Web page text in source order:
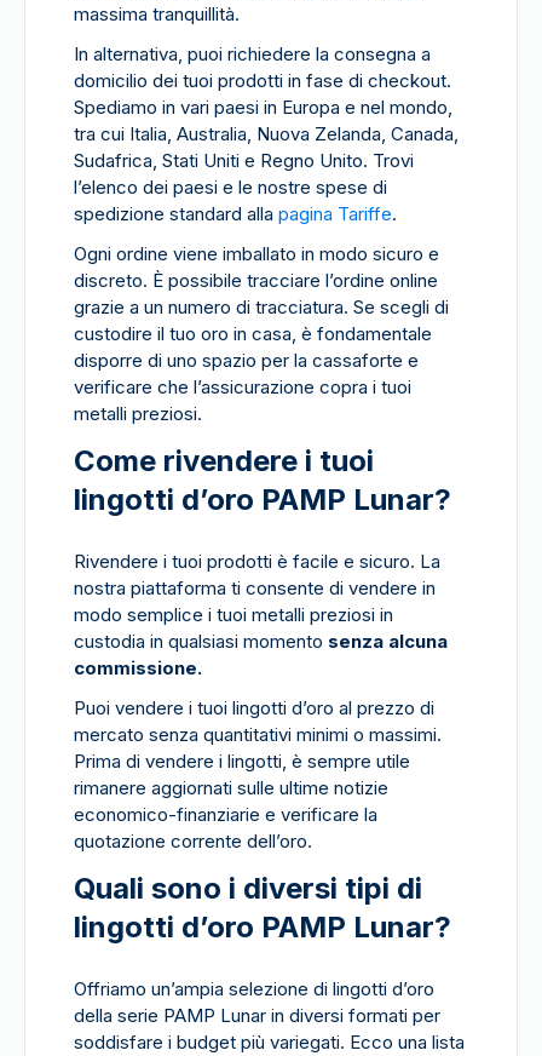
massima tranquillità.
In alternativa, puoi richiedere la consegna a
domicilio dei tuoi prodotti in fase di checkout.
Spediamo in vari paesi in Europa e nel mondo,
tra cui Italia, Australia, Nuova Zelanda, Canada,
Sudafrica, Stati Uniti e Regno Unito. Trovi
l’elenco dei paesi e le nostre spese di
spedizione standard alla pagina Tariffe.
Ogni ordine viene imballato in modo sicuro e
discreto. È possibile tracciare l’ordine online
grazie a un numero di tracciatura. Se scegli di
custodire il tuo oro in casa, è fondamentale
disporre di uno spazio per la cassaforte e
verificare che l’assicurazione copra i tuoi
metalli preziosi.
Come rivendere i tuoi
lingotti d’oro PAMP Lunar?
Rivendere i tuoi prodotti è facile e sicuro. La
nostra piattaforma ti consente di vendere in
modo semplice i tuoi metalli preziosi in
custodia in qualsiasi momento senza alcuna
commissione.
Puoi vendere i tuoi lingotti d’oro al prezzo di
mercato senza quantitativi minimi o massimi.
Prima di vendere i lingotti, è sempre utile
rimanere aggiornati sulle ultime notizie
economico-finanziarie e verificare la
quotazione corrente dell’oro.
Quali sono i diversi tipi di
lingotti d’oro PAMP Lunar?
Offriamo un’ampia selezione di lingotti d’oro
della serie PAMP Lunar in diversi formati per
soddisfare i budget più variegati. Ecco una lista